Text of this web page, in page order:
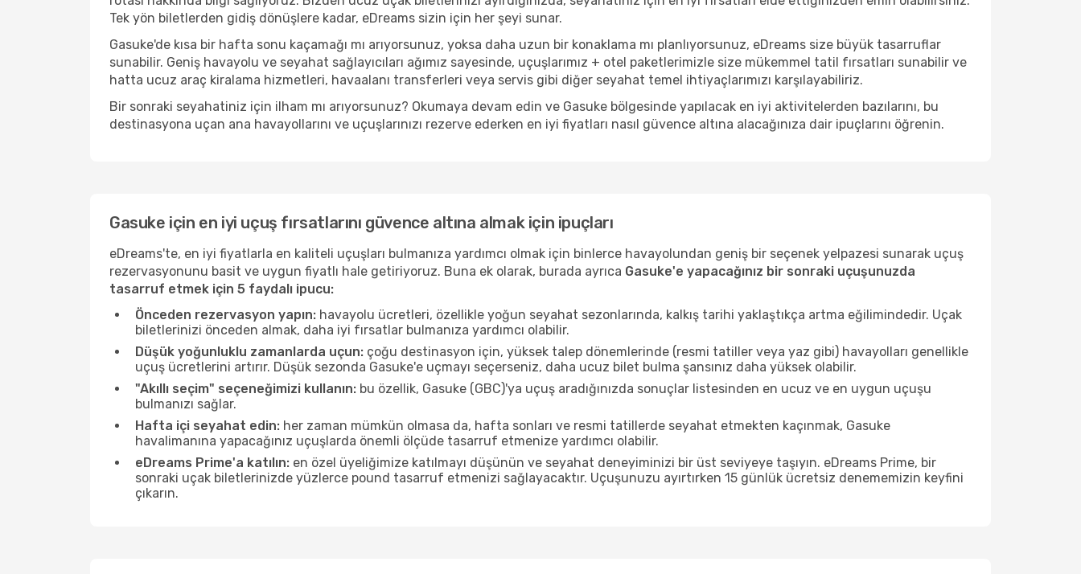
Tek yön biletlerden gidiş dönüşlere kadar, eDreams sizin için her şeyi sunar.
Gasuke'de kısa bir hafta sonu kaçamağı mı arıyorsunuz, yoksa daha uzun bir konaklama mı planlıyorsunuz, eDreams size büyük tasarruflar
sunabilir. Geniş havayolu ve seyahat sağlayıcıları ağımız sayesinde, uçuşlarımız + otel paketlerimizle size mükemmel tatil fırsatları sunabilir ve
hatta ucuz araç kiralama hizmetleri, havaalanı transferleri veya servis gibi diğer seyahat temel ihtiyaçlarımızı karşılayabiliriz.
Bir sonraki seyahatiniz için ilham mı arıyorsunuz? Okumaya devam edin ve Gasuke bölgesinde yapılacak en iyi aktivitelerden bazılarını, bu
destinasyona uçan ana havayollarını ve uçuşlarınızı rezerve ederken en iyi fiyatları nasıl güvence altına alacağınıza dair ipuçlarını öğrenin.
Gasuke için en iyi uçuş fırsatlarını güvence altına almak için ipuçları
eDreams'te, en iyi fiyatlarla en kaliteli uçuşları bulmanıza yardımcı olmak için binlerce havayolundan geniş bir seçenek yelpazesi sunarak uçuş
rezervasyonunu basit ve uygun fiyatlı hale getiriyoruz. Buna ek olarak, burada ayrıca Gasuke'e yapacağınız bir sonraki uçuşunuzda
tasarruf etmek için 5 faydalı ipucu:
Önceden rezervasyon yapın: havayolu ücretleri, özellikle yoğun seyahat sezonlarında, kalkış tarihi yaklaştıkça artma eğilimindedir. Uçak
biletlerinizi önceden almak, daha iyi fırsatlar bulmanıza yardımcı olabilir.
Düşük yoğunluklu zamanlarda uçun: çoğu destinasyon için, yüksek talep dönemlerinde (resmi tatiller veya yaz gibi) havayolları genellikle
uçuş ücretlerini artırır. Düşük sezonda Gasuke'e uçmayı seçerseniz, daha ucuz bilet bulma şansınız daha yüksek olabilir.
"Akıllı seçim" seçeneğimizi kullanın: bu özellik, Gasuke (GBC)'ya uçuş aradığınızda sonuçlar listesinden en ucuz ve en uygun uçuşu
bulmanızı sağlar.
Hafta içi seyahat edin: her zaman mümkün olmasa da, hafta sonları ve resmi tatillerde seyahat etmekten kaçınmak, Gasuke
havalimanına yapacağınız uçuşlarda önemli ölçüde tasarruf etmenize yardımcı olabilir.
eDreams Prime'a katılın: en özel üyeliğimize katılmayı düşünün ve seyahat deneyiminizi bir üst seviyeye taşıyın. eDreams Prime, bir
sonraki uçak biletlerinizde yüzlerce pound tasarruf etmenizi sağlayacaktır. Uçuşunuzu ayırtırken 15 günlük ücretsiz denememizin keyfini
çıkarın.